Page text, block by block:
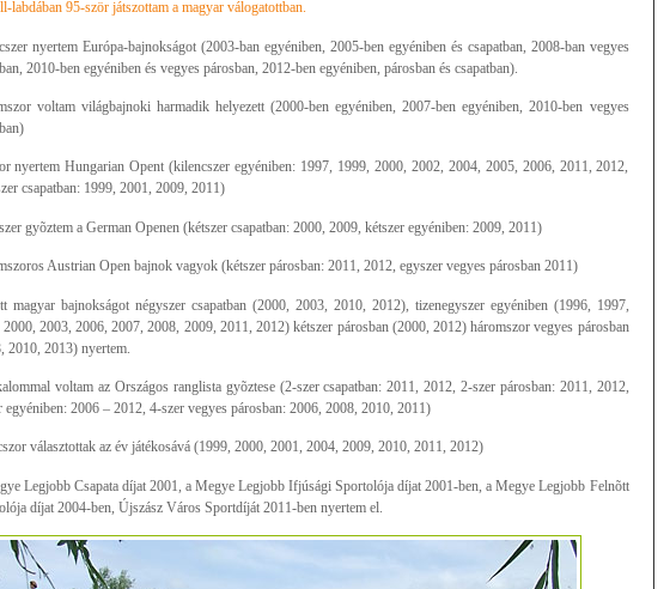
labdában 95-ször játszottam a magyar válogatottban.
nyertem Európa-bajnokságot (2003-ban egyéniben, 2005-ben egyéniben és csapatban, 2008-ban vegyes
2010-ben egyéniben és vegyes párosban, 2012-ben egyéniben, párosban és csapatban).
voltam világbajnoki harmadik helyezett (2000-ben egyéniben, 2007-ben egyéniben, 2010-ben vegyes
nyertem Hungarian Opent (kilencszer egyéniben: 1997, 1999, 2000, 2002, 2004, 2005, 2006, 2011, 2012,
csapatban: 1999, 2001, 2009, 2011)
gyõztem a German Openen (kétszer csapatban: 2000, 2009, kétszer egyéniben: 2009, 2011)
Austrian Open bajnok vagyok (kétszer párosban: 2011, 2012, egyszer vegyes párosban 2011)
magyar bajnokságot négyszer csapatban (2000, 2003, 2010, 2012), tizenegyszer egyéniben (1996, 1997,
2003, 2006, 2007, 2008, 2009, 2011, 2012) kétszer párosban (2000, 2012) háromszor vegyes párosban
2010, 2013) nyertem.
voltam az Országos ranglista gyõztese (2-szer csapatban: 2011, 2012, 2-szer párosban: 2011, 2012,
egyéniben: 2006 – 2012, 4-szer vegyes párosban: 2006, 2008, 2010, 2011)
választottak az év játékosává (1999, 2000, 2001, 2004, 2009, 2010, 2011, 2012)
Legjobb Csapata díjat 2001, a Megye Legjobb Ifjúsági Sportolója díjat 2001-ben, a Megye Legjobb Felnõtt
díjat 2004-ben, Újszász Város Sportdíját 2011-ben nyertem el.